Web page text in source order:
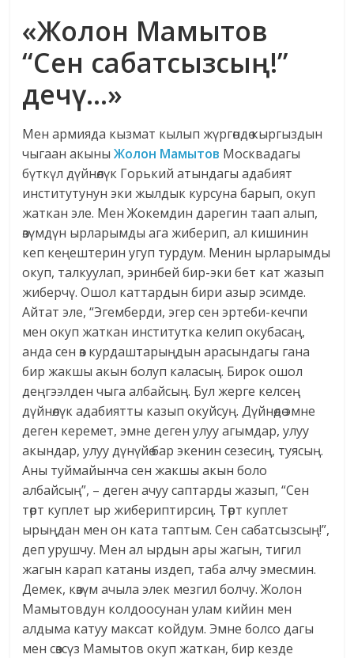
«Жолон Мамытов
“Сен сабатсызсың!”
дечү…»
Мен армияда кызмат кылып жүргөндө кыргыздын
чыгаан акыныЖолон Мамытов Москвадагы
бүткүл дүйнөлүк Горький атындагы адабият
институтунун эки жылдык курсуна барып, окуп
жаткан эле. Мен Жокемдин дарегин таап алып,
өзүмдүн ырларымды ага жиберип, ал кишинин
кеп кеңештерин угуп турдум. Менин ырларымды
окуп, талкуулап, эринбей бир-эки бет кат жазып
жиберчү. Ошол каттардын бири азыр эсимде.
Айтат эле, “Эгемберди, эгер сен эртеби-кечпи
мен окуп жаткан институтка келип окубасаң,
анда сен өз курдаштарыңдын арасындагы гана
бир жакшы акын болуп каласың. Бирок ошол
деңгээлден чыга албайсың. Бул жерге келсең
дүйнөлүк адабиятты казып окуйсуң. Дүйнөдө эмне
деген керемет, эмне деген улуу агымдар, улуу
акындар, улуу дүнүйө бар экенин сезесиң, туясың.
Аны туймайынча сен жакшы акын боло
албайсың”, – деген ачуу саптарды жазып, “Сен
төрт куплет ыр жибериптирсиң. Төрт куплет
ырыңдан мен он ката таптым. Сен сабатсызсың!”,
деп урушчу. Мен ал ырдын ары жагын, тигил
жагын карап катаны издеп, таба алчу эмесмин.
Демек, көзүм ачыла элек мезгил болчу. Жолон
Мамытовдун колдоосунан улам кийин мен
алдыма катуу максат койдум. Эмне болсо дагы
мен сөзсүз Мамытов окуп жаткан, бир кезде